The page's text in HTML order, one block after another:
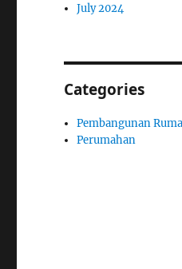
July 2024
Categories
Pembangunan
Perumahan